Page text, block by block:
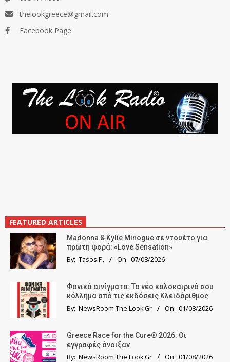
thelookgreece@gmail.com
Facebook Page
FEATURED ARTICLES
Madonna & Kylie Minogue σε ντουέτο για
πρώτη φορά: «Love Sensation»
By: Tasos P. On: 07/08/2026
Φονικά αινίγματα: Το νέο καλοκαιρινό σου
κόλλημα από τις εκδόσεις Κλειδάριθμος
By: NewsRoom The Look.Gr On: 01/08/2026
Greece Race for the Cure® 2026: Οι
εγγραφές άνοιξαν
By: NewsRoom The Look.Gr On: 01/08/2026